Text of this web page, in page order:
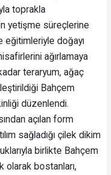
toprakla
yetişme süreçlerine
doğayı
ağırlamaya
teraryum, ağaç
Bahçem
düzenlendi.
açılan form
sağladığı çilek dikim
birlikte Bahçem
olarak bostanları,